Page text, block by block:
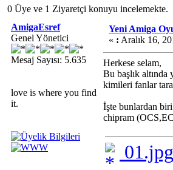
0 Üye ve 1 Ziyaretçi konuyu incelemekte.
AmigaEsref
Genel Yönetici
Mesaj Sayısı: 5.635
love is where you find
it.
Yeni Amiga
« : Aralık 16,
Herkese selam,
Bu başlık
kimileri fanlar
İşte bunlardan
chipram
01.jpg